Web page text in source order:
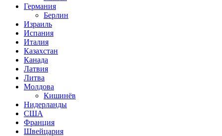
Германия
Берлин
Израиль
Испания
Италия
Казахстан
Канада
Латвия
Литва
Молдова
Кишинёв
Нидерланды
США
Франция
Швейцария